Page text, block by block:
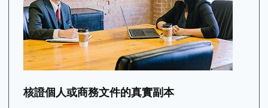
核證個人或商務文件的真實副本